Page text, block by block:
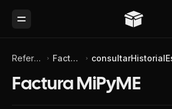
Toggle Menu
Referencia de API Factura MiPyME
Factura MiPyME